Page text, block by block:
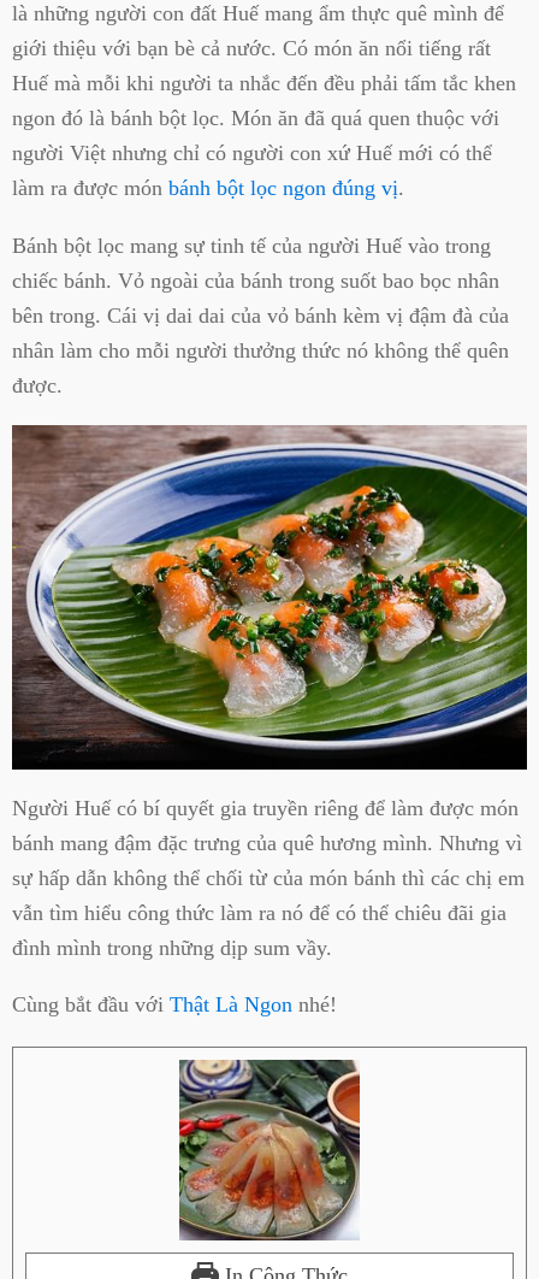
là những người con đất Huế mang ẩm thực quê mình để
giới thiệu với bạn bè cả nước. Có món ăn nổi tiếng rất
Huế mà mỗi khi người ta nhắc đến đều phải tấm tắc khen
ngon đó là bánh bột lọc. Món ăn đã quá quen thuộc với
người Việt nhưng chỉ có người con xứ Huế mới có thể
làm ra được món bánh bột lọc ngon đúng vị.
Bánh bột lọc mang sự tinh tế của người Huế vào trong
chiếc bánh. Vỏ ngoài của bánh trong suốt bao bọc nhân
bên trong. Cái vị dai dai của vỏ bánh kèm vị đậm đà của
nhân làm cho mỗi người thưởng thức nó không thể quên
được.
Người Huế có bí quyết gia truyền riêng để làm được món
bánh mang đậm đặc trưng của quê hương mình. Nhưng vì
sự hấp dẫn không thể chối từ của món bánh thì các chị em
vẫn tìm hiểu công thức làm ra nó để có thể chiêu đãi gia
đình mình trong những dịp sum vầy.
Cùng bắt đầu với Thật Là Ngon nhé!